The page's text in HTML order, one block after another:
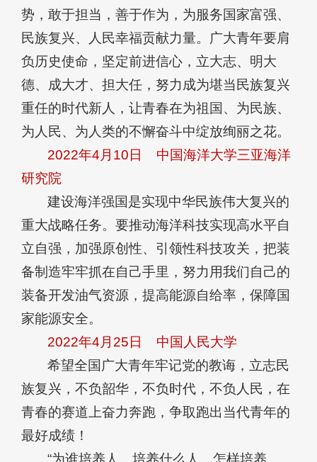
势，敢于担当，善于作为，为服务国家富强、
民族复兴、人民幸福贡献力量。广大青年要肩
负历史使命，坚定前进信心，立大志、明大
德、成大才、担大任，努力成为堪当民族复兴
重任的时代新人，让青春在为祖国、为民族、
为人民、为人类的不懈奋斗中绽放绚丽之花。
2022年4月10日 中国海洋大学三亚海洋
研究院
建设海洋强国是实现中华民族伟大复兴的
重大战略任务。要推动海洋科技实现高水平自
立自强，加强原创性、引领性科技攻关，把装
备制造牢牢抓在自己手里，努力用我们自己的
装备开发油气资源，提高能源自给率，保障国
家能源安全。
2022年4月25日 中国人民大学
希望全国广大青年牢记党的教诲，立志民
族复兴，不负韶华，不负时代，不负人民，在
青春的赛道上奋力奔跑，争取跑出当代青年的
最好成绩！
“为谁培养人、培养什么人、怎样培养